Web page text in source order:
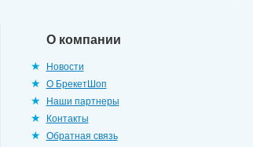
О компании
Новости
О БрекетШоп
Наши партнеры
Контакты
Обратная связь